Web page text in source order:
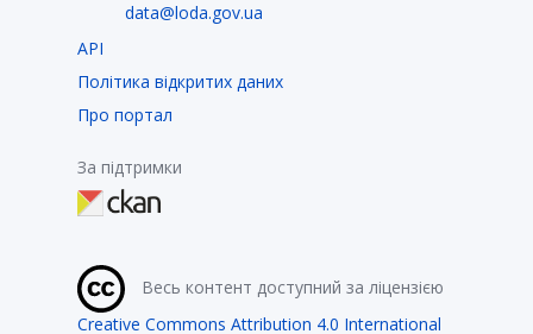
data@loda.gov.ua
API
Політика відкритих даних
Про портал
За підтримки
Весь контент доступний за ліцензією
Creative Commons Attribution 4.0 International